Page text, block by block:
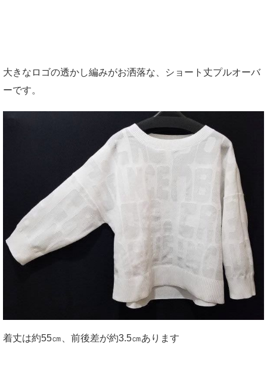
大きなロゴの透かし編みがお洒落な、ショート丈プルオーバ
ーです。
着丈は約55㎝、前後差が約3.5㎝あります